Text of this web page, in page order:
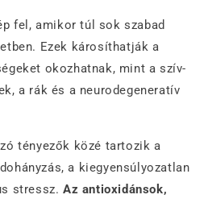
fel, amikor túl sok szabad
Ezek károsíthatják a
okozhatnak, mint a szív-
a rák és a neurodegeneratív
tényezők közé tartozik a
a kiegyensúlyozatlan
stressz.Az antioxidánsok,